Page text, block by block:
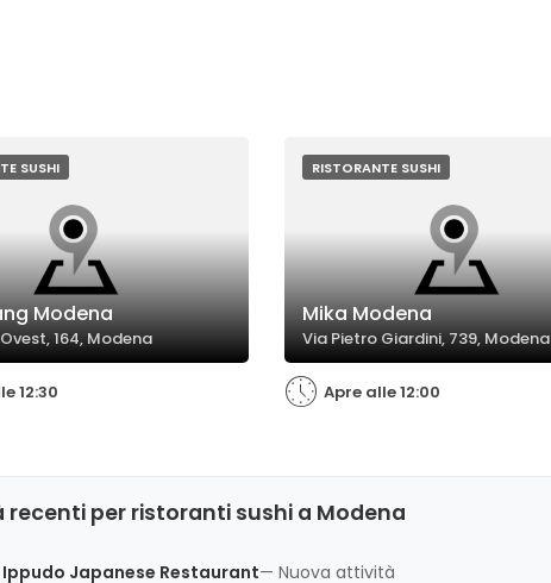
SUSHI
Modena
164, Modena
12:30
RISTORANTE SUSHI
Mika Modena
Via Pietro Giardini, 739, Modena
Apre alle 12:00
recenti per ristoranti sushi a Modena
Ippudo Japanese Restaurant— Nuova attività